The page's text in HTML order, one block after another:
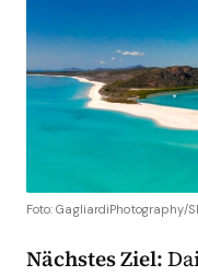
Foto: GagliardiPhotography/
Nächstes Ziel: